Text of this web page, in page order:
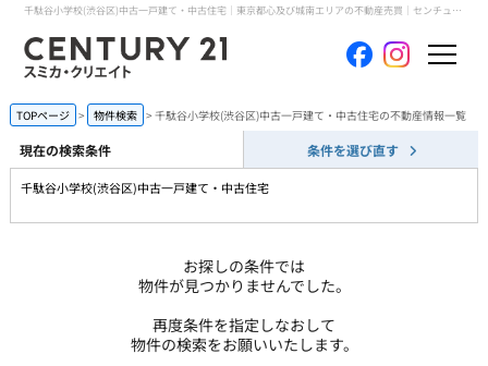
千駄谷小学校(渋谷区)中古一戸建て・中古住宅｜東京都心及び城南エリアの不動産売買｜センチュリー21スミカ・クリエイト
ホーム
当社について
買いたい
売りたい
コンテンツ
TOPページ 物件検索 千駄谷小学校(渋谷区)中古一戸建て・中古住宅の不動産情報一覧
現在の検索条件 条件を選び直す
千駄谷小学校(渋谷区)中古一戸建て・中古住宅
お探しの条件では
物件が見つかりませんでした。
再度条件を指定しなおして
物件の検索をお願いいたします。